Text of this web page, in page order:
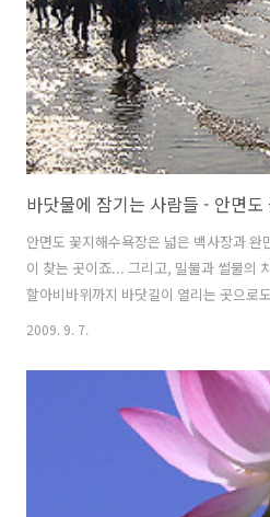
안면도 꽃지해수욕장은 넓은 백사장과 완
이 찾는 곳이죠... 그리고, 밀물과 썰물의
할아비바위까지 바닷길이 열리는 곳으로
람들이 할미바위와 할아비바위까지 들어
했네요...^^ 이제 물이 제법 찾는데, 아직
습니다... 다 나오기 전에, 물이 가득 차면
blogkorea [블코채널 : 쌩~ 초보의 사진
2009. 9. 7.